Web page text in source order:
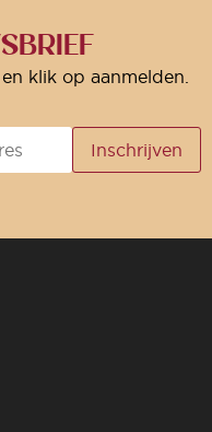
klik op aanmelden.